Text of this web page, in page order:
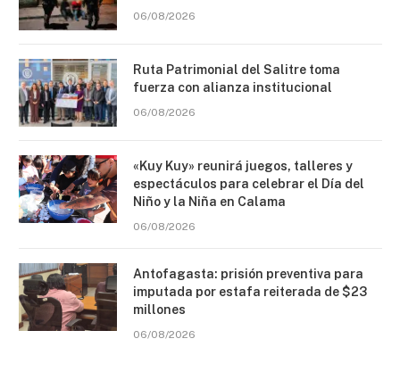
06/08/2026
Ruta Patrimonial del Salitre toma
fuerza con alianza institucional
06/08/2026
«Kuy Kuy» reunirá juegos, talleres y
espectáculos para celebrar el Día del
Niño y la Niña en Calama
06/08/2026
Antofagasta: prisión preventiva para
imputada por estafa reiterada de $23
millones
06/08/2026